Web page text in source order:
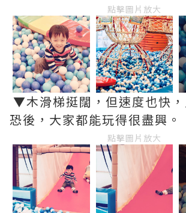
點擊圖片放大
▼木滑梯挺闊，但速度也快
恐後，大家都能玩得很盡興。
點擊圖片放大